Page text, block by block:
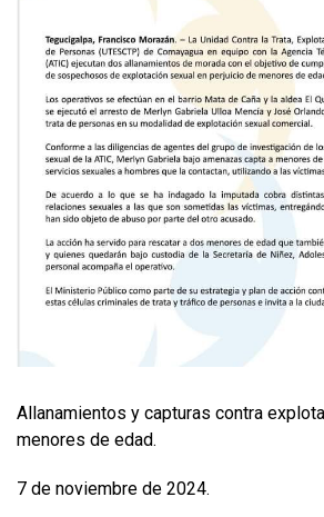
Allanamientos y capturas contra
menores de edad.
7 de noviembre de 2024.